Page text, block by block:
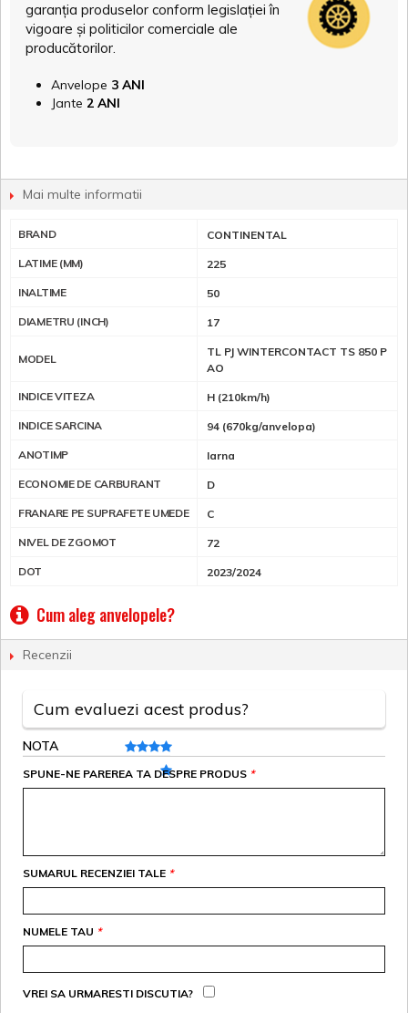
garanția produselor conform legislației în
vigoare și politicilor comerciale ale
producătorilor.
Anvelope 3 ANI
Jante 2 ANI
Mai multe informatii
BRAND CONTINENTAL
LATIME (MM) 225
INALTIME 50
DIAMETRU (INCH) 17
MODEL
TL PJ WINTERCONTACT TS 850 P
AO
INDICE VITEZA H (210km/h)
INDICE SARCINA 94 (670kg/anvelopa)
ANOTIMP Iarna
ECONOMIE DE CARBURANT D
FRANARE PE SUPRAFETE UMEDE C
NIVEL DE ZGOMOT 72
DOT 2023/2024
Cum aleg anvelopele?
Recenzii
Cum evaluezi acest produs?
NOTA
*
SPUNE-NE PAREREA TA DESPRE PRODUS
*
SUMARUL RECENZIEI TALE
*
NUMELE TAU
VREI SA URMARESTI DISCUTIA?